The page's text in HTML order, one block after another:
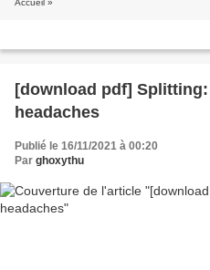
Accueil »
[download pdf]
headaches
Publié le 16/11/2021 à 00:20
Par ghoxythu